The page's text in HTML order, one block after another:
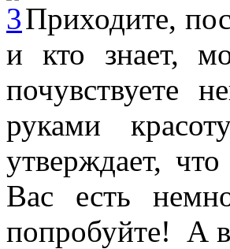
Приходите,
и кто знает,
почувствуете
руками
утверждает,
Вас есть
попробуйте! А